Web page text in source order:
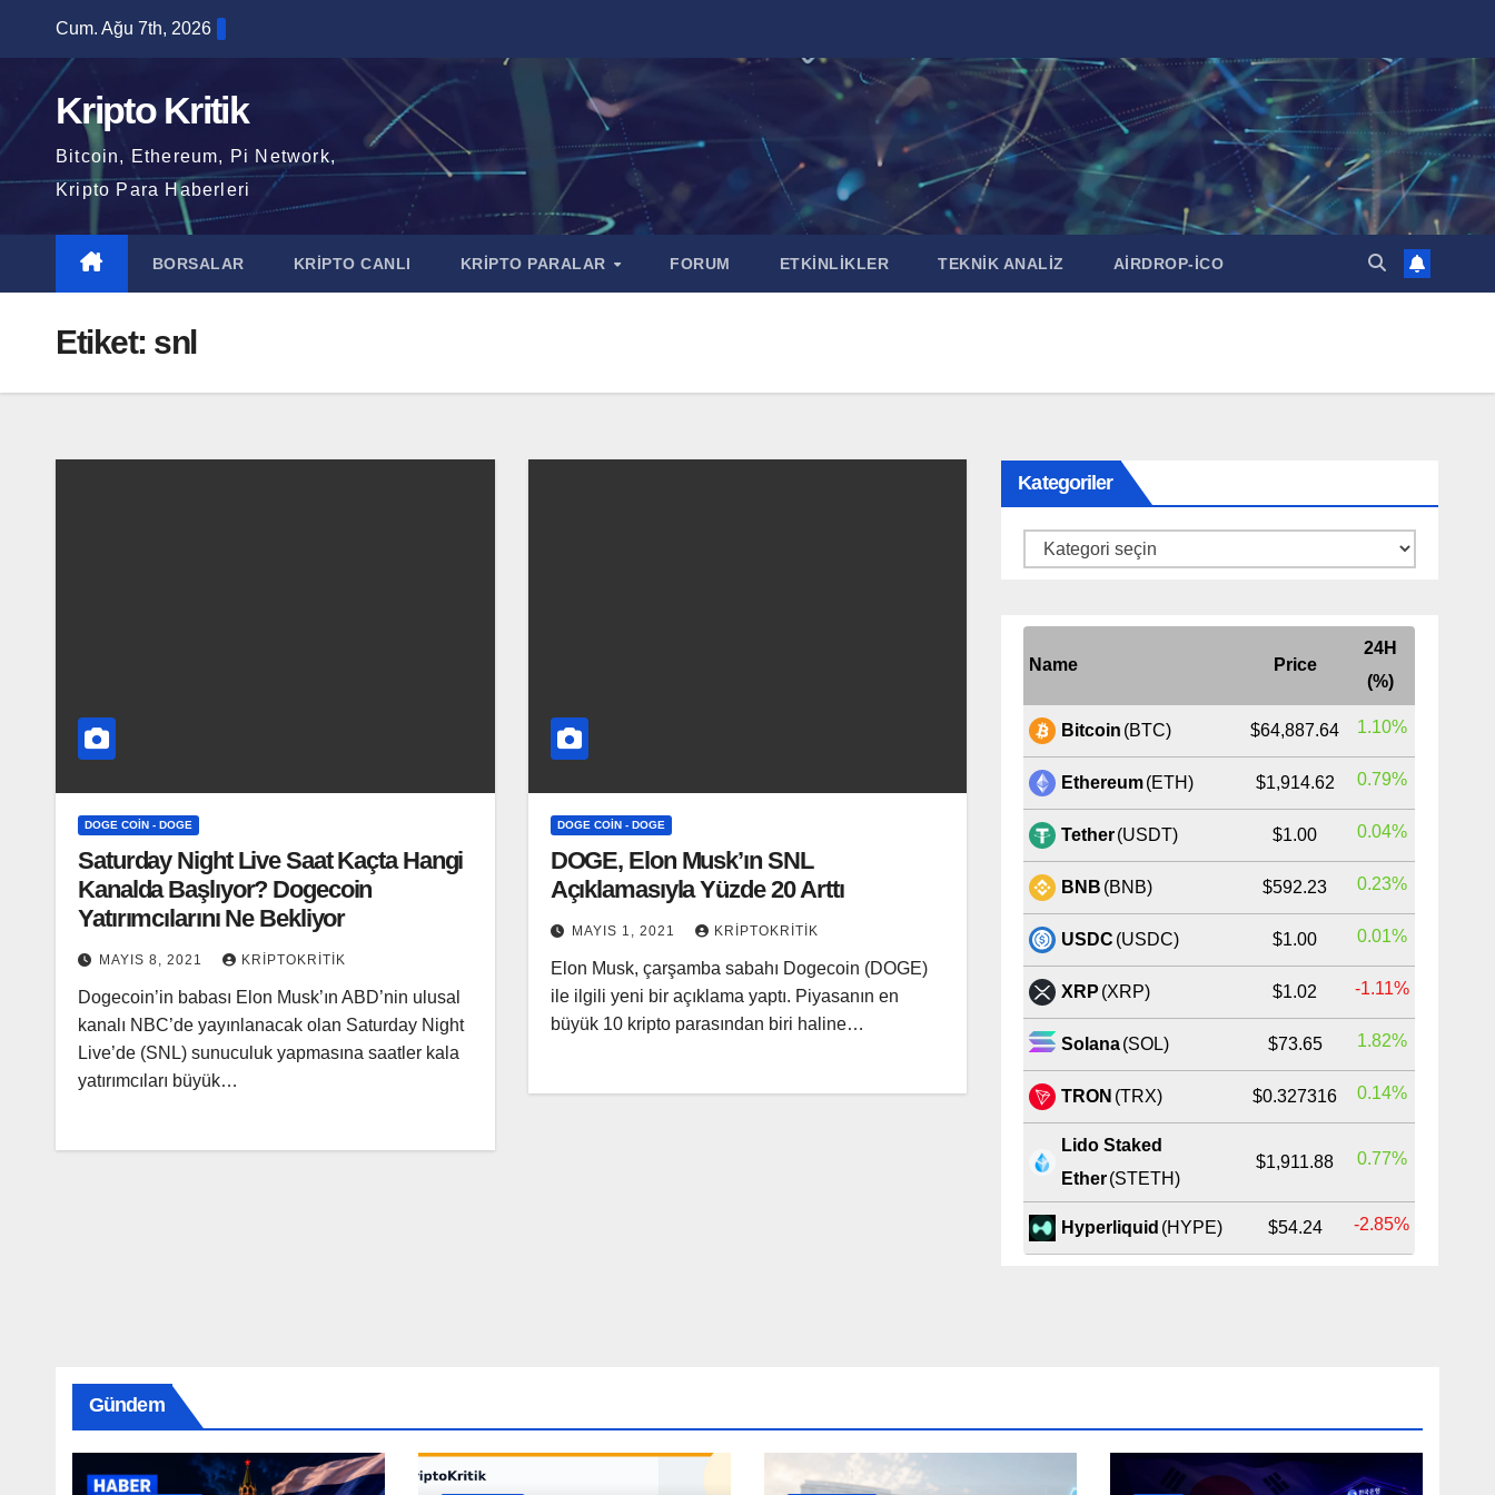
content
Cum. Ağu 7th, 2026
Kripto Kritik
Bitcoin, Ethereum, Pi Network,
Kripto Para Haberleri
BORSALAR KRİPTO CANLI KRİPTO PARALAR FORUM ETKİNLİKLER TEKNİK ANALİZ AİRDROP-İCO
Etiket: snl
DOGE COIN - DOGE
Saturday Night Live Saat Kaçta Hangi
Kanalda Başlıyor? Dogecoin
Yatırımcılarını Ne Bekliyor
MAYIS 8, 2021 KRIPTOKRITIK
Dogecoin’in babası Elon Musk’ın ABD’nin ulusal
kanalı NBC’de yayınlanacak olan Saturday Night
Live’de (SNL) sunuculuk yapmasına saatler kala
yatırımcıları büyük…
DOGE COIN - DOGE
DOGE, Elon Musk’ın SNL
Açıklamasıyla Yüzde 20 Arttı
MAYIS 1, 2021 KRIPTOKRITIK
Elon Musk, çarşamba sabahı Dogecoin (DOGE)
ile ilgili yeni bir açıklama yaptı. Piyasanın en
büyük 10 kripto parasından biri haline…
Kategoriler
Kategoriler
Name Price
24H
(%)
Bitcoin (BTC) $64,887.64 1.10%
Ethereum(ETH) $1,914.62 0.79%
Tether(USDT) $1.00 0.04%
BNB (BNB) $592.23 0.23%
USDC (USDC) $1.00 0.01%
XRP (XRP) $1.02 -1.11%
Solana(SOL) $73.65 1.82%
TRON (TRX) $0.327316 0.14%
Lido Staked
Ether(STETH)
$1,911.88 0.77%
Hyperliquid (HYPE) $54.24 -2.85%
Gündem